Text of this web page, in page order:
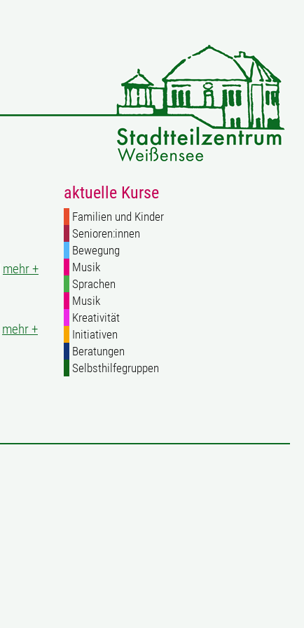
mehr +
mehr +
aktuelle Kurse
Familien und Kinder
Senioren:innen
Bewegung
Musik
Sprachen
Musik
Kreativität
Initiativen
Beratungen
Selbsthilfegruppen